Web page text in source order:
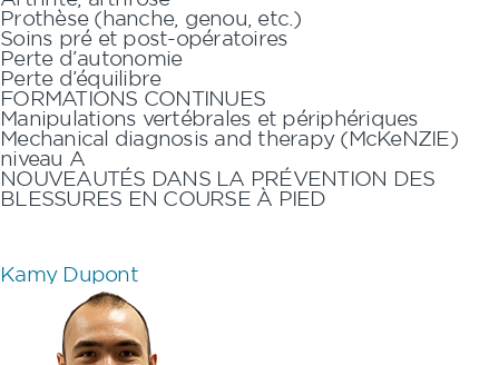
Prothèse (hanche, genou, etc.)
Soins pré et post-opératoires
Perte d’autonomie
Perte d’équilibre
FORMATIONS CONTINUES
Manipulations vertébrales et périphériques
Mechanical diagnosis and therapy (McKeNZIE)
niveau A
NOUVEAUTÉS DANS LA PRÉVENTION DES
BLESSURES EN COURSE À PIED
Kamy Dupont